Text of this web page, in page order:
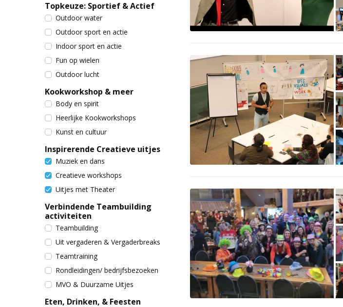
Topkeuze: Sportief & Actief
Outdoor water
Outdoor sport en actie
Indoor sport en actie
Fun op wielen
Outdoor lucht
Kookworkshop & meer
Body en spirit
Heerlijke Kookworkshops
Kunst en cultuur
Inspirerende Creatieve uitjes
Muziek en dans
Creatieve workshops
Uitjes met Theater
Verbindende Teambuilding
activiteiten
Teambuilding
Uit vergaderen & Vergaderbreaks
Teamtraining
Rondleidingen/ bedrijfsbezoeken
MVO & Duurzame Uitjes
Eten, Drinken, & Feesten